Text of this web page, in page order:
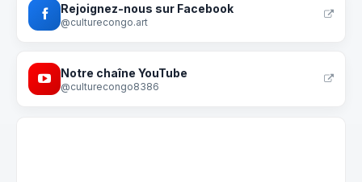
Rejoignez-nous sur Facebook
@culturecongo.art
Notre chaîne YouTube
@culturecongo8386